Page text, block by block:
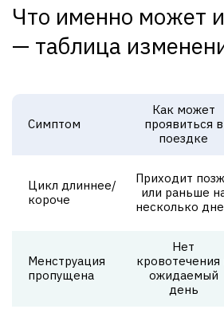
Что именно может
— таблица
Симптом
Как может
проявиться в
поездке
Цикл длиннее/
короче
Приходит
или раньше
несколько
Менструация
пропущена
Нет
кровотечения
ожидаемый
день